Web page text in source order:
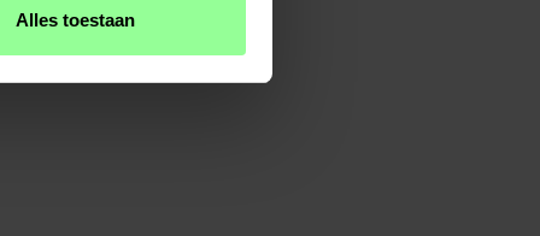
Alles toestaan